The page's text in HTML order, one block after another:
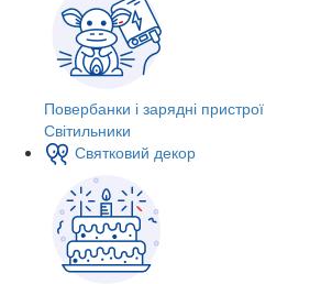
Повербанки і зарядні пристрої
Світильники
Святковий декор